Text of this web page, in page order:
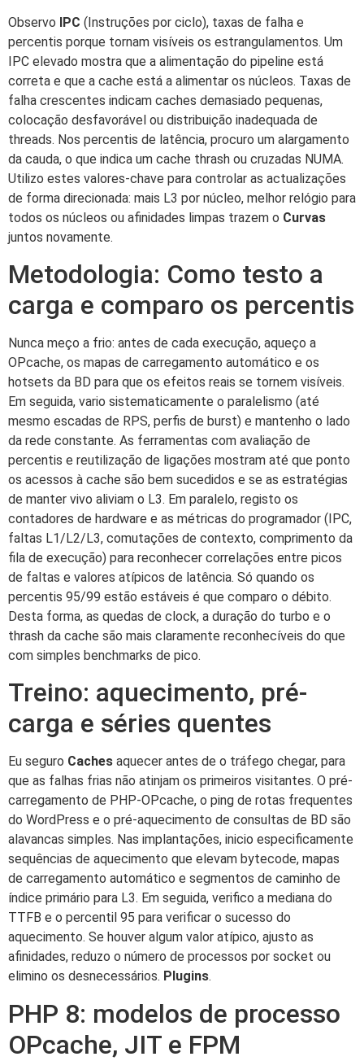
Observo IPC (Instruções por ciclo), taxas de falha e
percentis porque tornam visíveis os estrangulamentos. Um
IPC elevado mostra que a alimentação do pipeline está
correta e que a cache está a alimentar os núcleos. Taxas de
falha crescentes indicam caches demasiado pequenas,
colocação desfavorável ou distribuição inadequada de
threads. Nos percentis de latência, procuro um alargamento
da cauda, o que indica um cache thrash ou cruzadas NUMA.
Utilizo estes valores-chave para controlar as actualizações
de forma direcionada: mais L3 por núcleo, melhor relógio para
todos os núcleos ou afinidades limpas trazem o Curvas
juntos novamente.
Metodologia: Como testo a
carga e comparo os percentis
Nunca meço a frio: antes de cada execução, aqueço a
OPcache, os mapas de carregamento automático e os
hotsets da BD para que os efeitos reais se tornem visíveis.
Em seguida, vario sistematicamente o paralelismo (até
mesmo escadas de RPS, perfis de burst) e mantenho o lado
da rede constante. As ferramentas com avaliação de
percentis e reutilização de ligações mostram até que ponto
os acessos à cache são bem sucedidos e se as estratégias
de manter vivo aliviam o L3. Em paralelo, registo os
contadores de hardware e as métricas do programador (IPC,
faltas L1/L2/L3, comutações de contexto, comprimento da
fila de execução) para reconhecer correlações entre picos
de faltas e valores atípicos de latência. Só quando os
percentis 95/99 estão estáveis é que comparo o débito.
Desta forma, as quedas de clock, a duração do turbo e o
thrash da cache são mais claramente reconhecíveis do que
com simples benchmarks de pico.
Treino: aquecimento, pré-
carga e séries quentes
Eu seguro Caches aquecer antes de o tráfego chegar, para
que as falhas frias não atinjam os primeiros visitantes. O pré-
carregamento de PHP-OPcache, o ping de rotas frequentes
do WordPress e o pré-aquecimento de consultas de BD são
alavancas simples. Nas implantações, inicio especificamente
sequências de aquecimento que elevam bytecode, mapas
de carregamento automático e segmentos de caminho de
índice primário para L3. Em seguida, verifico a mediana do
TTFB e o percentil 95 para verificar o sucesso do
aquecimento. Se houver algum valor atípico, ajusto as
afinidades, reduzo o número de processos por socket ou
elimino os desnecessários. Plugins.
PHP 8: modelos de processo
OPcache, JIT e FPM